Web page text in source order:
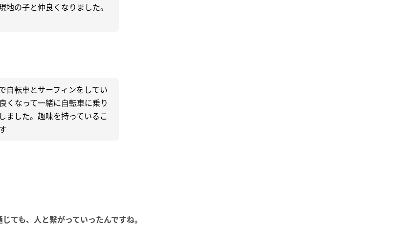
の子と仲良くなりました。
自転車とサーフィンをしてい
くなって一緒に自転車に乗り
ました。趣味を持っているこ
も、人と繋がっていったんですね。